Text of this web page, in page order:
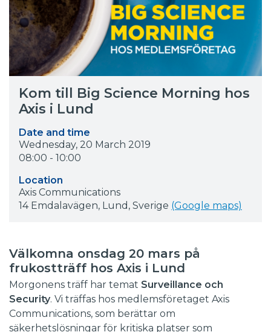
Kom till Big Science Morning hos
Axis i Lund
Date and time
Wednesday, 20 March 2019
08:00 - 10:00
Location
Axis Communications
14 Emdalavägen, Lund, Sverige (Google maps)
Välkomna onsdag 20 mars på
frukostträff hos Axis i Lund
Morgonens träff har temat Surveillance och
Security. Vi träffas hos medlemsföretaget Axis
Communications, som berättar om
säkerhetslösningar för kritiska platser som